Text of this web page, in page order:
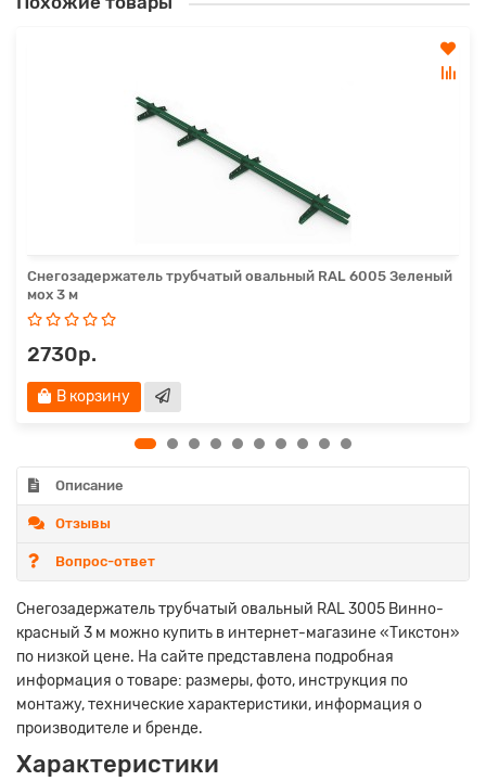
Снегозадержатель трубчатый овальный RAL 6005 Зеленый
мох 3 м
2730р.
В корзину
Описание
Отзывы
Вопрос-ответ
Снегозадержатель трубчатый овальный RAL 3005 Винно-
красный 3 м можно купить в интернет-магазине «Тикстон»
по низкой цене. На сайте представлена подробная
информация о товаре: размеры, фото, инструкция по
монтажу, технические характеристики, информация о
производителе и бренде.
Характеристики